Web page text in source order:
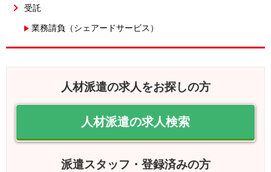
受託
業務請負（シェアードサービス）
人材派遣の求人をお探しの方
人材派遣の求人検索
派遣スタッフ・登録済みの方